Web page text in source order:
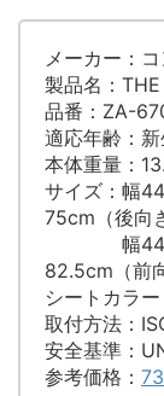
メーカー：
製品名：
品番：ZA-
適応年齢：
本体重量：
サイズ：幅
75cm（後向
幅44cm×
82.5cm（前
シートカラ
取付方法：
安全基準：
参考価格：